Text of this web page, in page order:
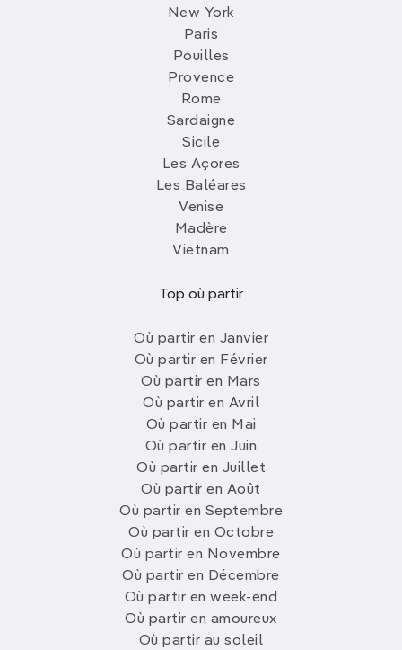
New York
Paris
Pouilles
Provence
Rome
Sardaigne
Sicile
Les Açores
Les Baléares
Venise
Madère
Vietnam
Top où partir
Où partir en Janvier
Où partir en Février
Où partir en Mars
Où partir en Avril
Où partir en Mai
Où partir en Juin
Où partir en Juillet
Où partir en Août
Où partir en Septembre
Où partir en Octobre
Où partir en Novembre
Où partir en Décembre
Où partir en week-end
Où partir en amoureux
Où partir au soleil